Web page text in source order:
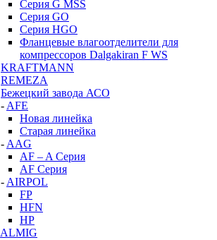
Серия G MSS
Серия GO
Серия HGO
Фланцевые влагоотделители для
компрессоров Dalgakiran F WS
KRAFTMANN
REMEZA
Бежецкий завода АСО
- AFE
Новая линейка
Старая линейка
- AAG
AF – A Серия
AF Серия
- AIRPOL
FP
HFN
HP
ALMIG